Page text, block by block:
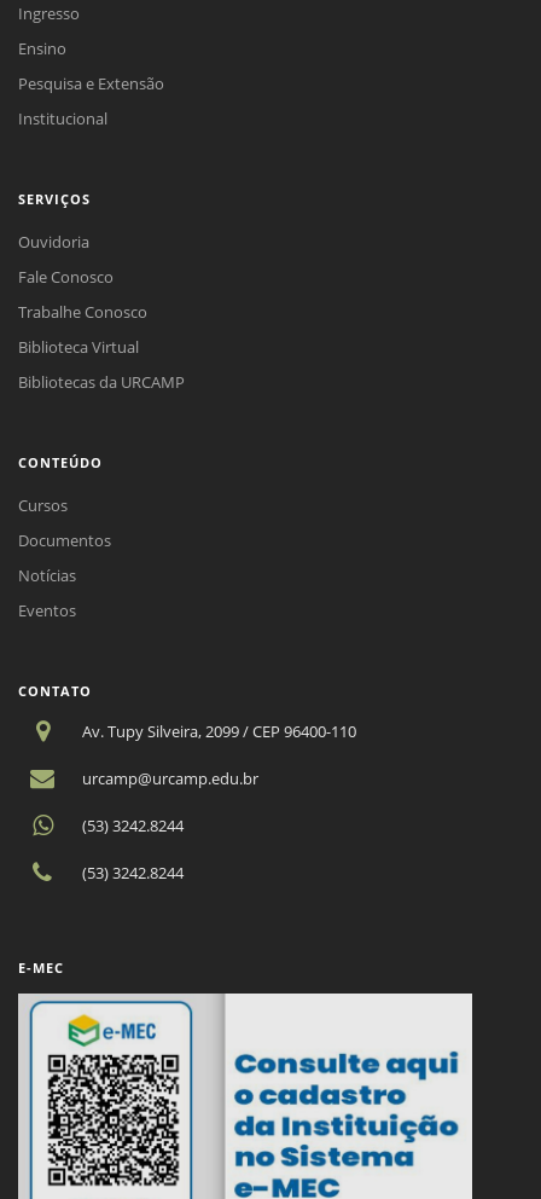
Ingresso
Ensino
Pesquisa e Extensão
Institucional
SERVIÇOS
Ouvidoria
Fale Conosco
Trabalhe Conosco
Biblioteca Virtual
Bibliotecas da URCAMP
CONTEÚDO
Cursos
Documentos
Notícias
Eventos
CONTATO
Av. Tupy Silveira, 2099 / CEP 96400-110
urcamp@urcamp.edu.br
(53) 3242.8244
(53) 3242.8244
E-MEC